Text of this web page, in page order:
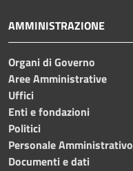
AMMINISTRAZIONE
Organi di Governo
Aree Amministrative
Uffici
Enti e fondazioni
Politici
Personale Amministrativo
Documenti e dati